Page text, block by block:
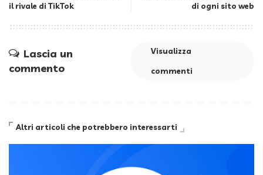
il rivale di TikTok
di ogni sito web
Lascia un
commento
Visualizza
commenti
Altri articoli che potrebbero interessarti